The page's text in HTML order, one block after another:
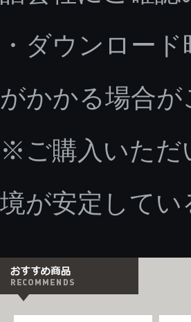
・ダウンロー
がかかる場合
※ご購入いただ
境が安定して